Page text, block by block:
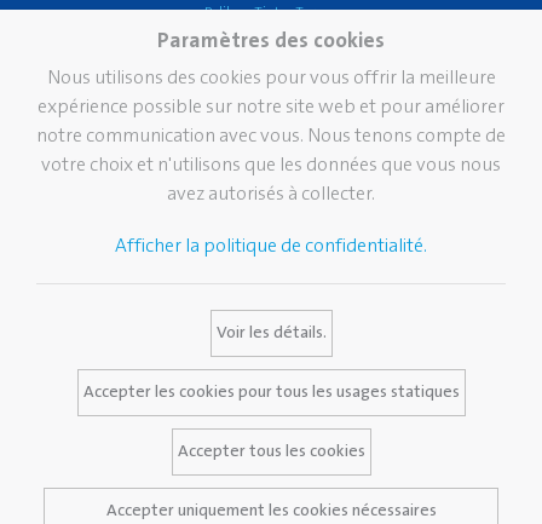
griffix®
Pelikan eco
Écriture professionnelle
Pelikan TintenTurm
Services
Media Database
FAQ
Contact
Politique de confidentialité
Paramètres des cookies
Nous utilisons des cookies pour vous offrir la meilleure
expérience possible sur notre site web et pour améliorer
notre communication avec vous. Nous tenons compte de
votre choix et n'utilisons que les données que vous nous
avez autorisés à collecter.
Afficher la politique de confidentialité.
Voir les détails.
Accepter les cookies pour tous les usages statiques
Accepter tous les cookies
Accepter uniquement les cookies nécessaires